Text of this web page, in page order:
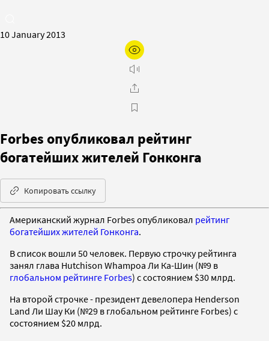
10 January 2013
Forbes опубликовал рейтинг
богатейших жителей Гонконга
Копировать ссылку
Американский журнал Forbes опубликовал рейтинг
богатейших жителей Гонконга.
В список вошли 50 человек. Первую строчку рейтинга
занял глава Hutchison Whampoa Ли Ка-Шин (№9 в
глобальном рейтинге Forbes) с состоянием $30 млрд.
На второй строчке - президент девелопера Henderson
Land Ли Шау Ки (№29 в глобальном рейтинге Forbes) с
состоянием $20 млрд.